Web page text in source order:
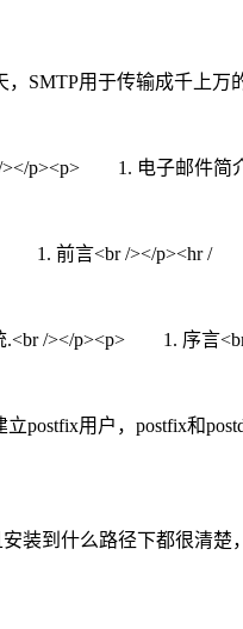
，SMTP用于传输成千上万
/></p><p> 1. 电子邮件简
1. 前言<br /></p><hr /
统.<br /></p><p> 1. 序言
postfix用户，postfix和
装到什么路径下都很清楚